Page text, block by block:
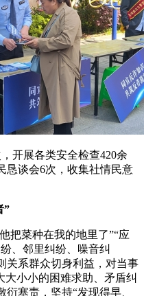
开展各类安全检查420余
恳谈会6次，收集社情民意
”
把菜种在我的地里了”“应
、邻里纠纷、噪音纠
系群众切身利益，对当事
大小小的困难求助、矛盾纠
塞责，坚持“发现得早、